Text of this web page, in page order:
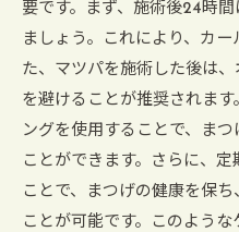
要です。まず、施術後24時
ましょう。これにより、カ
た、マツパを施術した後は
を避けることが推奨されま
ングを使用することで、ま
ことができます。さらに、
ことで、まつげの健康を保
ことが可能です。このよう